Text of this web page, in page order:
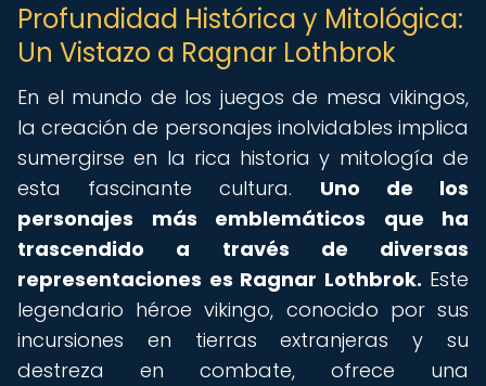
Profundidad Histórica y Mitológica:
Un Vistazo a Ragnar Lothbrok
En el mundo de los juegos de mesa vikingos,
la creación de personajes inolvidables implica
sumergirse en la rica historia y mitología de
esta fascinante cultura. Uno de los
personajes más emblemáticos que ha
trascendido a través de diversas
representaciones es Ragnar Lothbrok. Este
legendario héroe vikingo, conocido por sus
incursiones en tierras extranjeras y su
destreza en combate, ofrece una